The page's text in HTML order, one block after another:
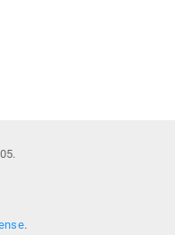
.